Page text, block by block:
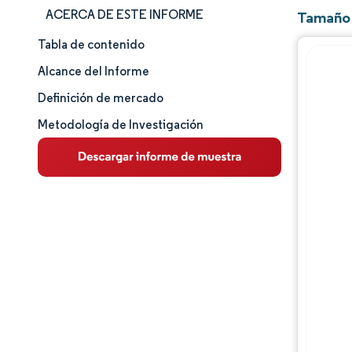
ACERCA DE ESTE INFORME
Tamaño y cuota de mercado
Análisis de mercado
Tendencias e ideas
Análisis de segmentos
Tabla de contenido
Alcance del Informe
Definición de mercado
Metodología de Investigación